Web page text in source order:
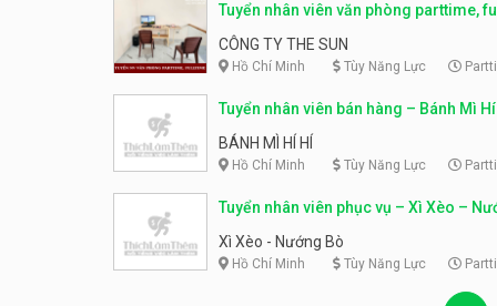
Tuyển nhân viên văn phòng parttime,
Công ty The Sun
CÔNG TY THE SUN
Hồ Chí Minh Tùy Năng Lực
Tuyển nhân viên bán hàng – Bánh Mì
BÁNH MÌ HÍ HÍ
Hồ Chí Minh Tùy Năng Lực
Tuyển nhân viên phục vụ – Xì Xèo –
Xì Xèo - Nướng Bò
Hồ Chí Minh Tùy Năng Lực